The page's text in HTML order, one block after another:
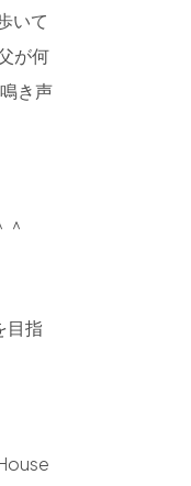
いて
が何
き声
目指